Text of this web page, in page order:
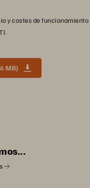
y costes de
MB)